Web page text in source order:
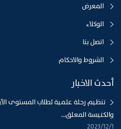
المعرض
الوكلاء
اتصل بنا
الشروط والاحكام
أحدث الاخبار
تنظيم رحلة علمية لطلاب المستوى
والكنيسة المعلق...
1‏‏/12‏‏/2023